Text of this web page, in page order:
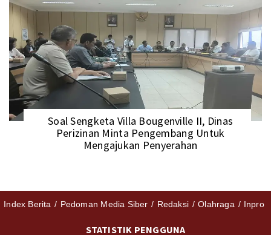
Soal Sengketa Villa Bougenville II, Dinas
Perizinan Minta Pengembang Untuk
Mengajukan Penyerahan
Index Berita Pedoman Media Siber Redaksi Olahraga Inpro
STATISTIK PENGGUNA